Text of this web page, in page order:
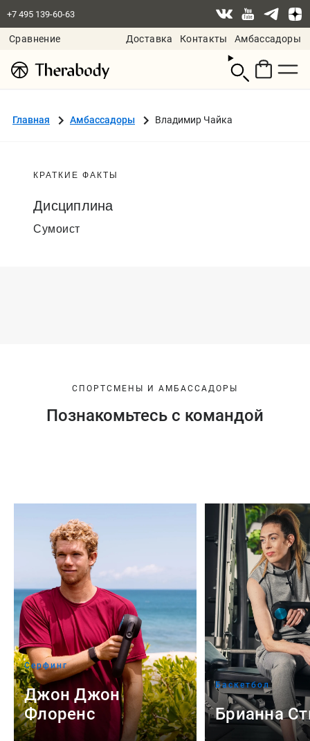
+7 495 139-60-63
Сравнение Доставка Контакты
Амбассадоры
Смотреть
корзину
Главная Амбассадоры Владимир Чайка
КРАТКИЕ ФАКТЫ
Дисциплина
Сумоист
СПОРТСМЕНЫ И АМБАССАДОРЫ
Познакомьтесь с командой
Серфинг
Джон Джон
Флоренс
Баскетбол
Брианна